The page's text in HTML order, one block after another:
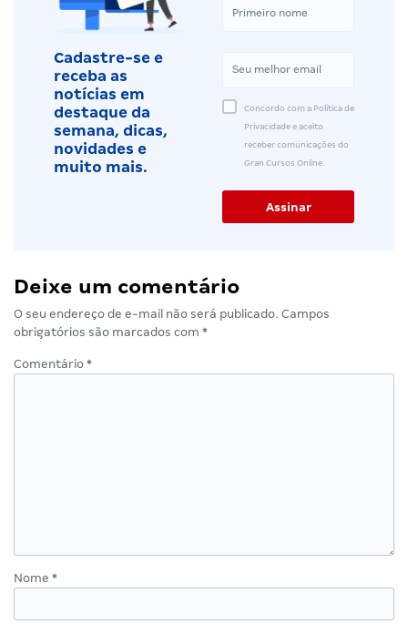
Cadastre-se e
receba as
notícias em
destaque da
semana, dicas,
novidades e
muito mais.
Concordo com a Política de
Privacidade e aceito
receber comunicações do
Gran Cursos Online.
Deixe um comentário
O seu endereço de e-mail não será publicado. Campos
obrigatórios são marcados com *
Comentário *
Nome *